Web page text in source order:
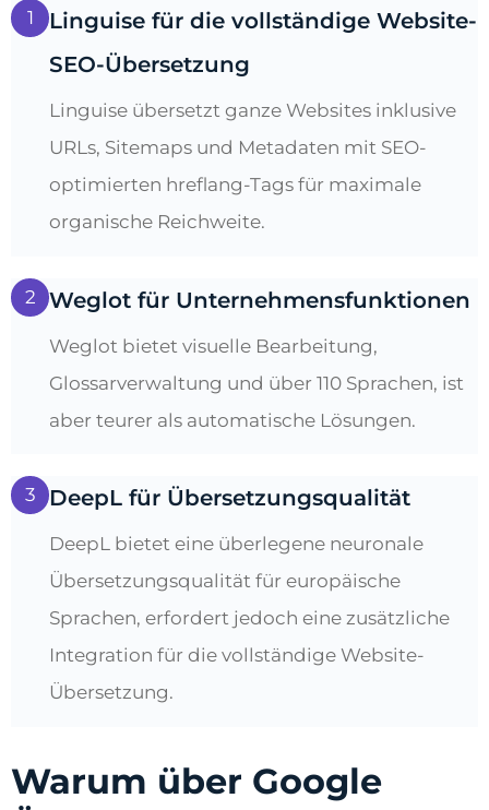
1
Linguise für die vollständige Website-
SEO-Übersetzung
Linguise übersetzt ganze Websites inklusive
URLs, Sitemaps und Metadaten mit SEO-
optimierten hreflang-Tags für maximale
organische Reichweite.
2 Weglot für Unternehmensfunktionen
Weglot bietet visuelle Bearbeitung,
Glossarverwaltung und über 110 Sprachen, ist
aber teurer als automatische Lösungen.
3 DeepL für Übersetzungsqualität
DeepL bietet eine überlegene neuronale
Übersetzungsqualität für europäische
Sprachen, erfordert jedoch eine zusätzliche
Integration für die vollständige Website-
Übersetzung.
Warum über Google